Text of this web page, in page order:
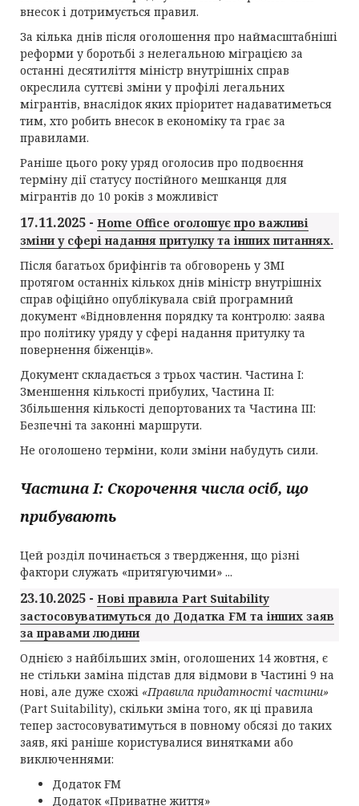
внесок і дотримується правил.
За кілька днів після оголошення про наймасштабніші
реформи у боротьбі з нелегальною міграцією за
останні десятиліття міністр внутрішніх справ
окреслила суттєві зміни у профілі легальних
мігрантів, внаслідок яких пріоритет надаватиметься
тим, хто робить внесок в економіку та грає за
правилами.
Раніше цього року уряд оголосив про подвоєння
терміну дії статусу постійного мешканця для
мігрантів до 10 років з можливіст
17.11.2025 - Home Office оголошує про важливі
зміни у сфері надання притулку та інших питаннях.
Після багатьох брифінгів та обговорень у ЗМІ
протягом останніх кількох днів міністр внутрішніх
справ офіційно опублікувала свій програмний
документ «Відновлення порядку та контролю: заява
про політику уряду у сфері надання притулку та
повернення біженців».
Документ складається з трьох частин. Частина I:
Зменшення кількості прибулих, Частина II:
Збільшення кількості депортованих та Частина III:
Безпечні та законні маршрути.
Не оголошено терміни, коли зміни набудуть сили.
ЧастинаI: Скорочення числа осіб, що
прибувають
Цей розділ починається з твердження, що різні
фактори служать «притягуючими» ...
23.10.2025 - Нові правила Part Suitability
застосовуватимуться до Додатка FM та інших заяв
за правами людини
Однією з найбільших змін, оголошених 14 жовтня, є
не стільки заміна підстав для відмови в Частині 9 на
нові, але дуже схожі «Правила придатності частини»
(Part Suitability), скільки зміна того, як ці правила
тепер застосовуватимуться в повному обсязі до таких
заяв, які раніше користувалися винятками або
виключеннями:
Додаток FM
Додаток «Приватне життя»